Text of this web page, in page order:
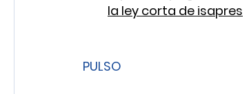
la ley corta de isapres
PULSO